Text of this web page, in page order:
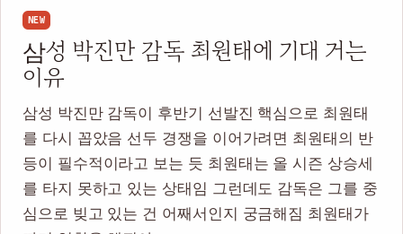
NEW
삼성 박진만 감독 최원태에 기대 거는
이유
삼성 박진만 감독이 후반기 선발진 핵심으로 최원태
를 다시 꼽았음 선두 경쟁을 이어가려면 최원태의 반
등이 필수적이라고 보는 듯 최원태는 올 시즌 상승세
를 타지 못하고 있는 상태임 그런데도 감독은 그를 중
심으로 빚고 있는 건 어째서인지 궁금해짐 최원태가